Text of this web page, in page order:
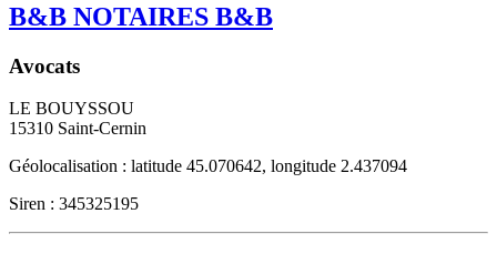
B&B NOTAIRES B&B
Avocats
LE BOUYSSOU
15310 Saint-Cernin
Géolocalisation : latitude 45.070642, longitude 2.437094
Siren : 345325195